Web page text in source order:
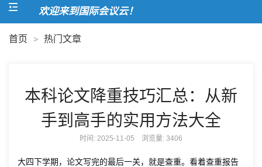
欢迎来到国际会议云！
首页 > 热门文章
本科论文降重技巧汇总：从新
手到高手的实用方法大全
时间: 2025-11-05 浏览量: 3406
大四下学期，论文写完的最后一关，就是查重。看着查重报告